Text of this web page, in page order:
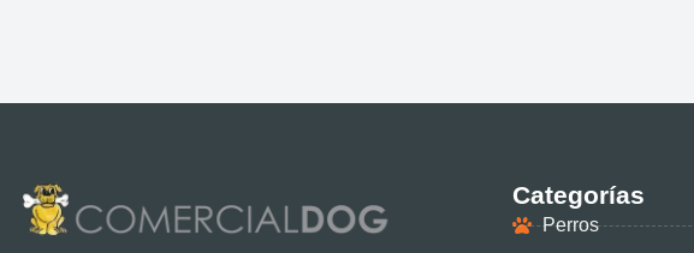
Categorías
Perros